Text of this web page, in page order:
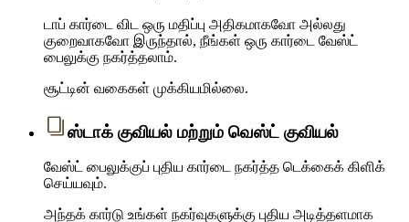
டாப் கார்டை விட ஒரு மதிப்பு அதிகமாகவோ அல்லது
குறைவாகவோ இருந்தால், நீங்கள் ஒரு கார்டை வேஸ்ட்
பைலுக்கு நகர்த்தலாம்.
சூட்டின் வகைகள் முக்கியமில்லை.
ஸ்டாக் குவியல் மற்றும் வெஸ்ட் குவியல்
வேஸ்ட் பைலுக்குப் புதிய கார்டை நகர்த்த டெக்கைக் கிளிக்
செய்யவும்.
அந்தக் கார்டு உங்கள் நகர்வுகளுக்கு புதிய அடித்தளமாக